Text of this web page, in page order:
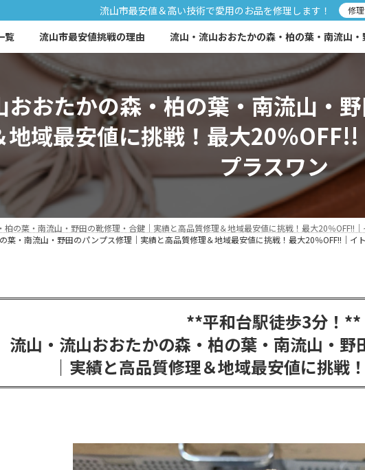
流山市最安値＆高い技術で愛用のお品を修理します！ 修
覧 流山市最安値挑戦の理由 流山・流山おおたかの森・柏の葉・南流山
おおたかの森・柏の葉・南流山・
地域最安値に挑戦！最大20％
プラスワン
柏の葉・南流山・野田の靴修理・合鍵｜実績と高品質修理＆地域最安値に挑戦！最大20％OFF!!
葉・南流山・野田のパンプス修理｜実績と高品質修理＆地域最安値に挑戦！最大20％OFF!!｜イ
**平和台駅徒歩3分！ **
流山・流山おおたかの森・柏の葉・南流山・野
｜実績と高品質修理＆地域最安値に挑戦